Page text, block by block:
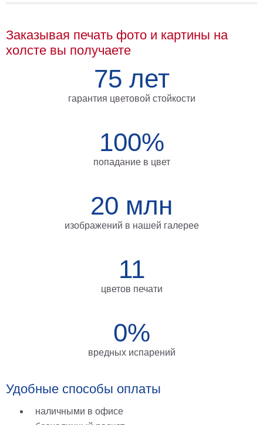
больших
Заказывая печать фото и картины на
холсте вы получаете
75 лет
гарантия цветовой стойкости
100%
попадание в цвет
20 млн
изображений в нашей галерее
11
цветов печати
0%
вредных испарений
Удобные способы оплаты
наличными в офисе